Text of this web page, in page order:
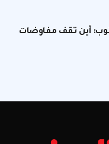
أين تقف مفاوضات